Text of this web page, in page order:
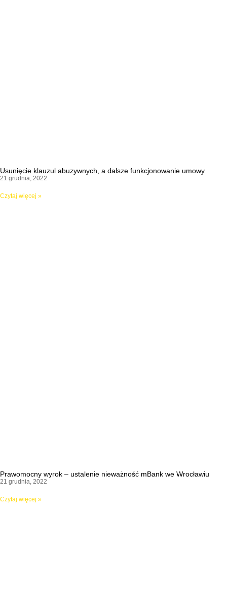
Usunięcie klauzul abuzywnych, a dalsze funkcjonowanie umowy
21 grudnia, 2022
Czytaj więcej »
Prawomocny wyrok – ustalenie nieważność mBank we Wrocławiu
21 grudnia, 2022
Czytaj więcej »